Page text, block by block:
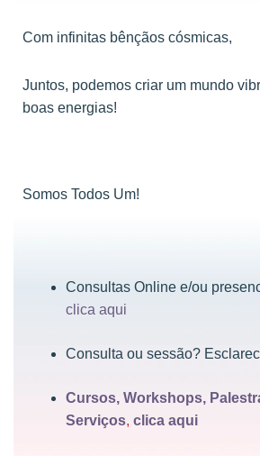
Com infinitas bênçãos cósmicas,
Juntos, podemos criar um mundo
boas energias!
Somos Todos Um!
Consultas Online e/ou
clica aqui
Consulta ou sessão?
Cursos, Workshops,
Serviços, clica aqui